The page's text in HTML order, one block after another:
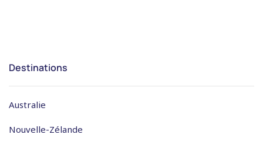
Destinations
Australie
Nouvelle-Zélande